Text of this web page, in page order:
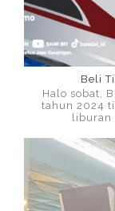
Beli
Halo sobat,
tahun 2024
liburan